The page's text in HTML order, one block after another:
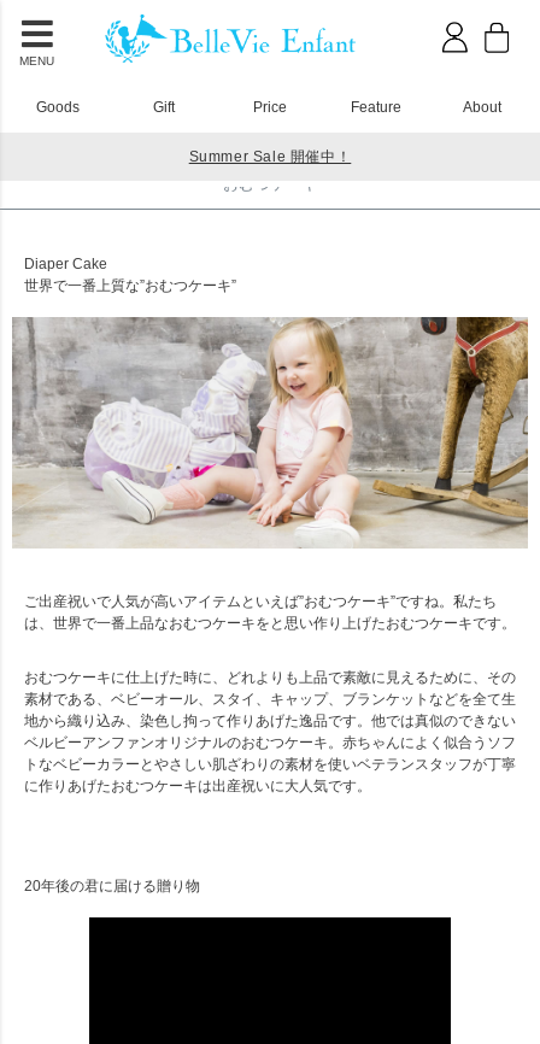
MENU
Goods Gift Price Feature About
Summer Sale 開催中！
おむつケーキ
Diaper Cake
世界で一番上質な”おむつケーキ”
ご出産祝いで人気が高いアイテムといえば”おむつケーキ”ですね。私たち
は、世界で一番上品なおむつケーキをと思い作り上げたおむつケーキです。
おむつケーキに仕上げた時に、どれよりも上品で素敵に見えるために、その
素材である、ベビーオール、スタイ、キャップ、ブランケットなどを全て生
地から織り込み、染色し拘って作りあげた逸品です。他では真似のできない
ベルビーアンファンオリジナルのおむつケーキ。赤ちゃんによく似合うソフ
トなベビーカラーとやさしい肌ざわりの素材を使いベテランスタッフが丁寧
に作りあげたおむつケーキは出産祝いに大人気です。
20年後の君に届ける贈り物